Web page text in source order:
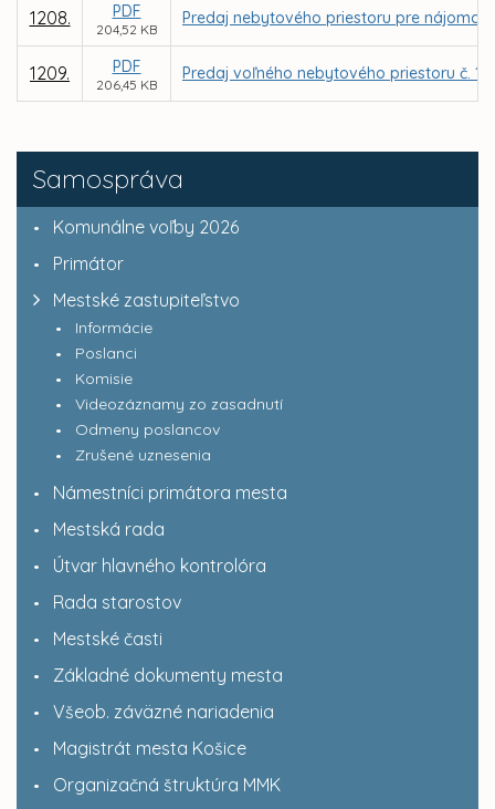
Samospráva
Komunálne voľby 2026
Primátor
Mestské zastupiteľstvo
Informácie
Poslanci
Komisie
Videozáznamy zo zasadnutí
Odmeny poslancov
Zrušené uznesenia
Námestníci primátora mesta
Mestská rada
Útvar hlavného kontrolóra
Rada starostov
Mestské časti
Základné dokumenty mesta
Všeob. záväzné nariadenia
Magistrát mesta Košice
Organizačná štruktúra MMK
1208. PDF
204,52 KB
Predaj nebytového priestoru pre nájomcu
1209. PDF
206,45 KB
Predaj voľného nebytového priestoru č. 1